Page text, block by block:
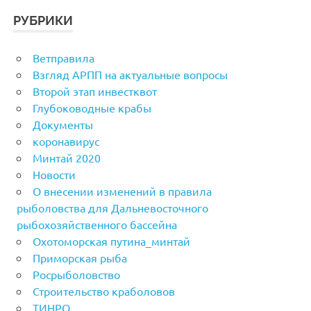
РУБРИКИ
Ветправила
Взгляд АРПП на актуальные вопросы
Второй этап инвестквот
Глубоководные крабы
Документы
коронавирус
Минтай 2020
Новости
О внесении изменений в правила
рыболовства для Дальневосточного
рыбохозяйственного бассейна
Охотоморская путина_минтай
Приморская рыба
Росрыболовство
Строительство краболовов
ТИНРО